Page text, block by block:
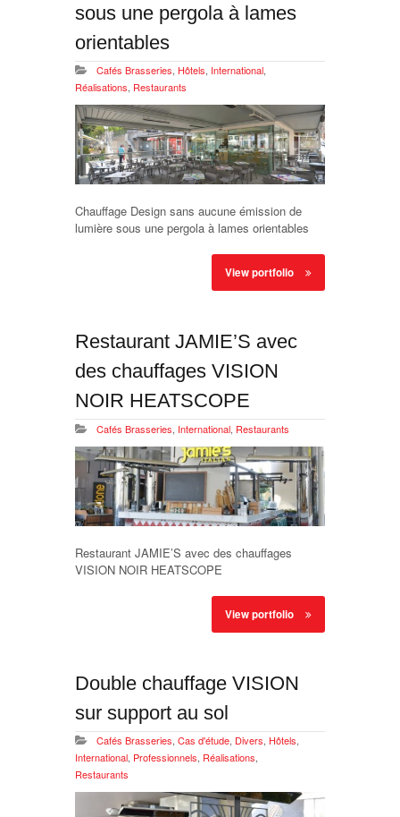
sous une pergola à lames
orientables
Cafés Brasseries, Hôtels, International,
Réalisations, Restaurants
Chauffage Design sans aucune émission de
lumière sous une pergola à lames orientables
View portfolio
Restaurant JAMIE’S avec
des chauffages VISION
NOIR HEATSCOPE
Cafés Brasseries, International, Restaurants
Restaurant JAMIE’S avec des chauffages
VISION NOIR HEATSCOPE
View portfolio
Double chauffage VISION
sur support au sol
Cafés Brasseries, Cas d'étude, Divers, Hôtels,
International, Professionnels, Réalisations,
Restaurants